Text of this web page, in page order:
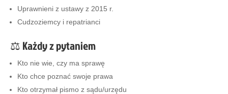
Uprawnieni z ustawy z 2015 r.
Cudzoziemcy i repatrianci
⚖️ Każdy z pytaniem
Kto nie wie, czy ma sprawę
Kto chce poznać swoje prawa
Kto otrzymał pismo z sądu/urzędu